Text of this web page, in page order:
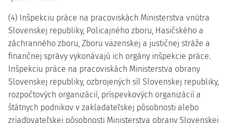
(4) Inšpekciu práce na pracoviskách Ministerstva vnútra
Slovenskej republiky, Policajného zboru, Hasičského a
záchranného zboru, Zboru väzenskej a justičnej stráže a
finančnej správy vykonávajú ich orgány inšpekcie práce.
Inšpekciu práce na pracoviskách Ministerstva obrany
Slovenskej republiky, ozbrojených síl Slovenskej republiky,
rozpočtových organizácií, príspevkových organizácií a
štátnych podnikov v zakladateľskej pôsobnosti alebo
zriaďovateľskej pôsobnosti Ministerstva obrany Slovenskej